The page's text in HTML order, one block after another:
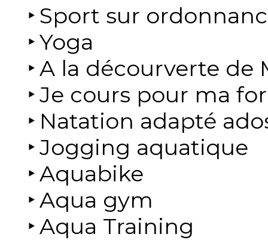
Sport sur
Yoga
A la décourverte de
Je cours pour ma
Natation adapté
Jogging aquatique
Aquabike
Aqua gym
Aqua Training